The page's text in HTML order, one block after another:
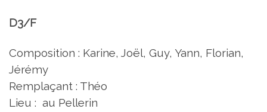
D3/F
Composition : Karine, Joël, Guy, Yann, Florian,
Jérémy
Remplaçant : Théo
Lieu : au Pellerin